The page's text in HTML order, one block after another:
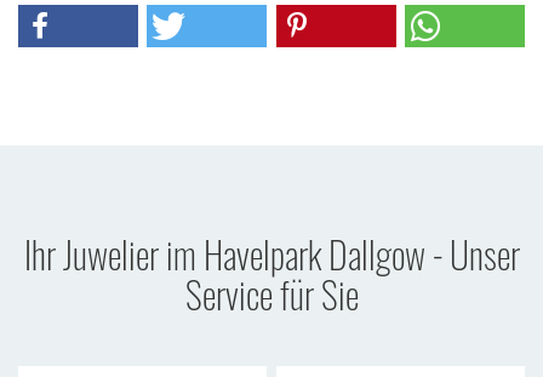
Ihr Juwelier im Havelpark Dallgow - Unser
Service für Sie